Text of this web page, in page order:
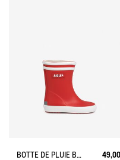
BOTTE DE PLUIE BABY FLAC